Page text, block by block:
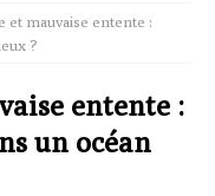
et mauvaise entente :
?
entente :
un océan